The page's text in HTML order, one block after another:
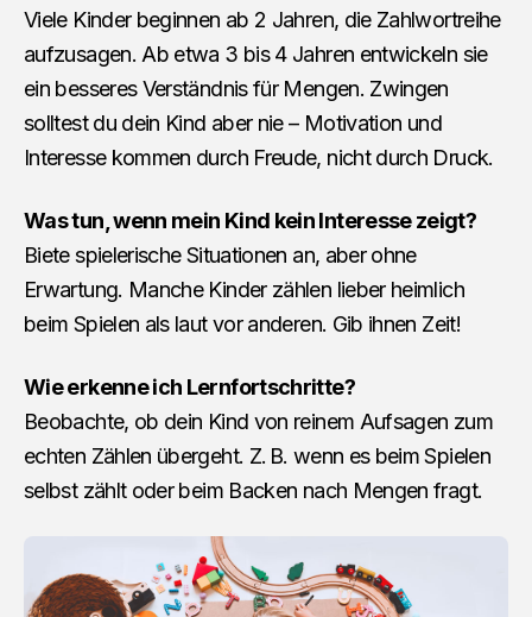
Viele Kinder beginnen ab 2 Jahren, die Zahlwortreihe
aufzusagen. Ab etwa 3 bis 4 Jahren entwickeln sie
ein besseres Verständnis für Mengen. Zwingen
solltest du dein Kind aber nie – Motivation und
Interesse kommen durch Freude, nicht durch Druck.
Was tun, wenn mein Kind kein Interesse zeigt?
Biete spielerische Situationen an, aber ohne
Erwartung. Manche Kinder zählen lieber heimlich
beim Spielen als laut vor anderen. Gib ihnen Zeit!
Wie erkenne ich Lernfortschritte?
Beobachte, ob dein Kind von reinem Aufsagen zum
echten Zählen übergeht. Z. B. wenn es beim Spielen
selbst zählt oder beim Backen nach Mengen fragt.